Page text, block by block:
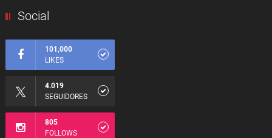
Social
101,000
LIKES
4.019
SEGUIDORES
805
FOLLOWS